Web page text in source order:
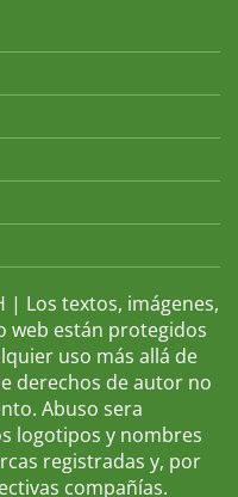
| Los textos, imágenes,
web están protegidos
uso más allá de
derechos de autor no
Abuso sera
logotipos y nombres
registradas y, por
compañías.